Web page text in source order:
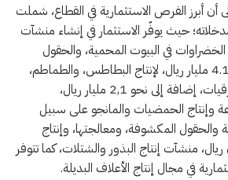
أن أبرز الفرص الاستثمارية في القطاع، شملت
حيث يوفّر الاستثمار في إنشاء منشآت
الخضراوات في البيوت المحمية، والحقول
المكشوفة، فرصًا بنحو 4.1 مليار ريال، لإنتاج البطاطس، والطماطم،
والفراولة، والبصل، والورقيات، إضافة إلى نحو 2,1 مليار ريال،
وإنتاج الحمضيات والمانجو على سبيل
والحقول المكشوفة، ومعالجتها، وإنتاج
و690 مليون ريال، منشآت إنتاج البذور والشتلات، كما تتوفر
في مجال إنتاج الأعلاف البديلة.